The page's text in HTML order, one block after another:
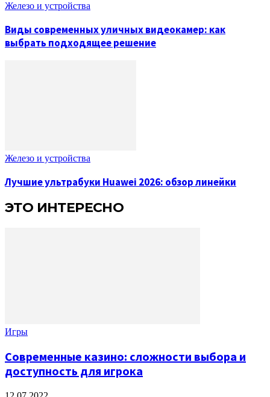
Железо и устройства
Виды современных уличных видеокамер: как
выбрать подходящее решение
Железо и устройства
Лучшие ультрабуки Huawei 2026: обзор линейки
ЭТО ИНТЕРЕСНО
Игры
Современные казино: сложности выбора и
доступность для игрока